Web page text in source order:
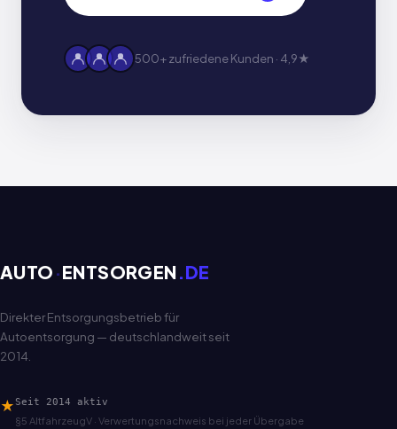
500+ zufriedene Kunden · 4,9★
AUTO ·ENTSORGEN .DE
Direkter Entsorgungsbetrieb für
Autoentsorgung — deutschlandweit seit
2014.
★ Seit 2014 aktiv
§5 AltfahrzeugV · Verwertungsnachweis bei jeder Übergabe